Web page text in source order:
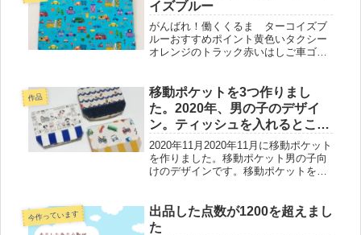
イズブルー
がんばれ！働くくるま ターコイズブ
ルーおすすめポイント黄色いタクシー
オレンジのトラック赤いはしご車ゴミ
に手書きで書いた可愛い車オレンジ
グリーン 赤の線で書いた車工場や
交...
作品
移動ポケットを3つ作りまし
た。2020年、男の子のデザイ
ン。ティッシュを入れるところ
に内布を入れた。ティッシュを
入れる取る時にちらりと可愛く
2020年11月2020年11月に移動ポケット
を作りました。移動ポケット男の子向
けのデザインです。移動ポケットを３
るところに内布を入れました。表のデ
ザインに合う生地を選んで...
今作っています
出品した点数が1200を超えまし
た